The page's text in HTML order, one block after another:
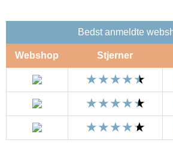
Bedst anmeldte
Webshop Stjerner